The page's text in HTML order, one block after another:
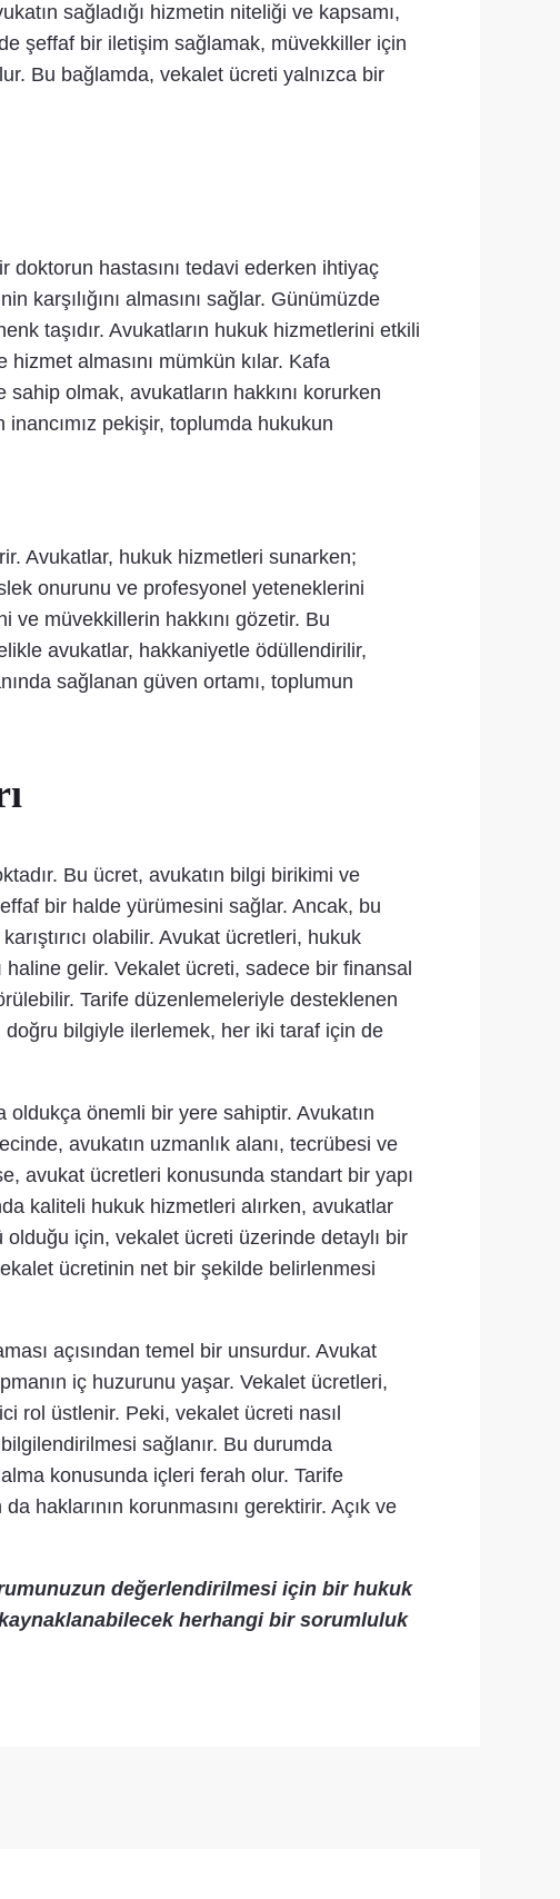
sağladığı hizmetin niteliği ve kapsamı,
şeffaf bir iletişim sağlamak, müvekkiller için
Bu bağlamda, vekalet ücreti yalnızca bir
hastasını tedavi ederken ihtiyaç
karşılığını almasını sağlar. Günümüzde
taşıdır. Avukatların hukuk hizmetlerini etkili
almasını mümkün kılar. Kafa
olmak, avukatların hakkını korurken
pekişir, toplumda hukukun
Avukatlar, hukuk hizmetleri sunarken;
onurunu ve profesyonel yeteneklerini
ve müvekkillerin hakkını gözetir. Bu
avukatlar, hakkaniyetle ödüllendirilir,
sağlanan güven ortamı, toplumun
Bu ücret, avukatın bilgi birikimi ve
bir halde yürümesini sağlar. Ancak, bu
olabilir. Avukat ücretleri, hukuk
gelir. Vekalet ücreti, sadece bir finansal
Tarife düzenlemeleriyle desteklenen
doğru bilgiyle ilerlemek, her iki taraf için de
önemli bir yere sahiptir. Avukatın
avukatın uzmanlık alanı, tecrübesi ve
avukat ücretleri konusunda standart bir yapı
kaliteli hukuk hizmetleri alırken, avukatlar
için, vekalet ücreti üzerinde detaylı bir
ücretinin net bir şekilde belirlenmesi
açısından temel bir unsurdur. Avukat
iç huzurunu yaşar. Vekalet ücretleri,
rol üstlenir. Peki, vekalet ücreti nasıl
sağlanır. Bu durumda
konusunda içleri ferah olur. Tarife
haklarının korunmasını gerektirir. Açık ve
değerlendirilmesi için bir hukuk
kaynaklanabilecek herhangi bir sorumluluk